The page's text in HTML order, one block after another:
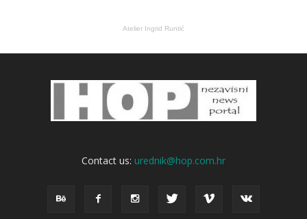
Atelier Ingrid Runtić
Contact us: urednik@hop.com.hr